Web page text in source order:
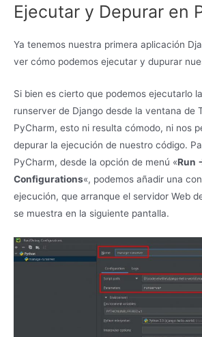
Ejecutar y Depurar en
Ya tenemos nuestra primera aplicación
ver cómo podemos ejecutar y dupurar
Si bien es cierto que podemos ejecutarlo
runserver de Django desde la ventana de
PyCharm, esto ni resulta cómodo, ni nos
depurar la ejecución de nuestro código.
PyCharm, desde la opción de menú «Run
Configurations«, podemos añadir una
ejecución, que arranque el servidor Web
se muestra en la siguiente pantalla.